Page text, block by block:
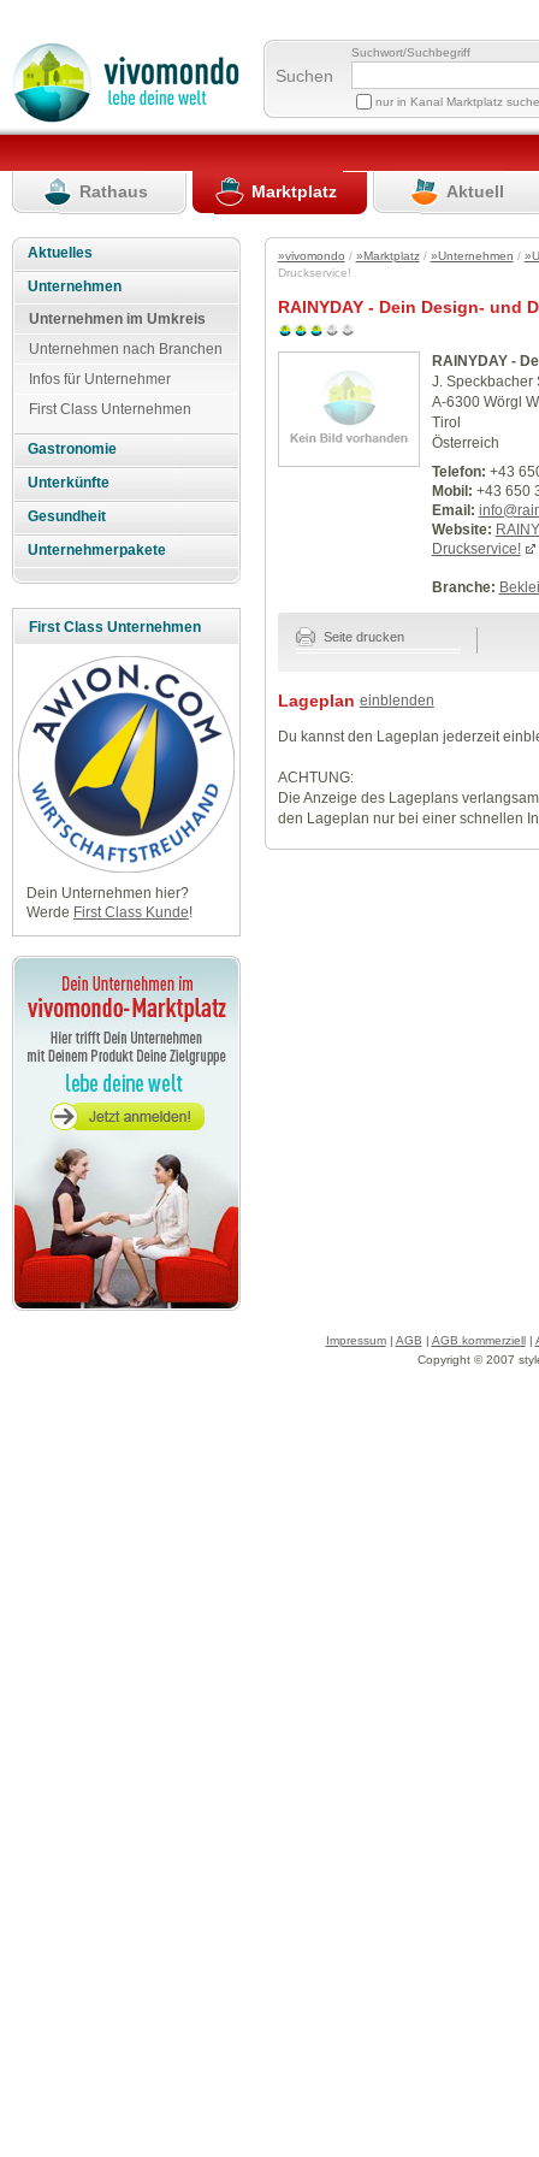
Suchen
Suchwort/Suchbegriff
nur in Kanal Marktplatz
Rathaus Marktplatz Aktuell
Aktuelles
Unternehmen
Unternehmen im Umkreis
Unternehmen nach Branchen
Infos für Unternehmer
First Class Unternehmen
Gastronomie
Unterkünfte
Gesundheit
Unternehmerpakete
First Class Unternehmen
Dein Unternehmen hier?
Werde First Class Kunde!
»vivomondo / »Marktplatz/ »Unternehmen /
Druckservice!
RAINYDAY - Dein Design- und
RAINYDAY -
J. Speckbacher
A-6300 Wörgl
Tirol
Österreich
Telefon: +43
Mobil: +43 650
Email:
Website:
Druckservice!
Branche:
Seite drucken
Lageplan einblenden
Du kannst den Lageplan jederzeit
ACHTUNG:
Die Anzeige des Lageplans
den Lageplan nur bei einer schnellen
Impressum| AGB | AGB kommerziell|
Copyright © 2007